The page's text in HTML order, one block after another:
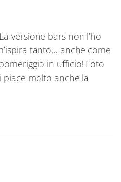
versione bars non l’ho
tanto… anche come
in ufficio! Foto
molto anche la